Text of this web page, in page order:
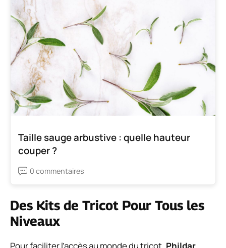
Taille sauge arbustive : quelle hauteur
couper ?
0 commentaires
Des Kits de Tricot Pour Tous les
Niveaux